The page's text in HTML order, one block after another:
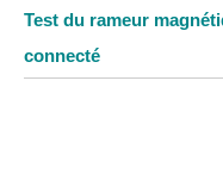
Test du rameur
connecté